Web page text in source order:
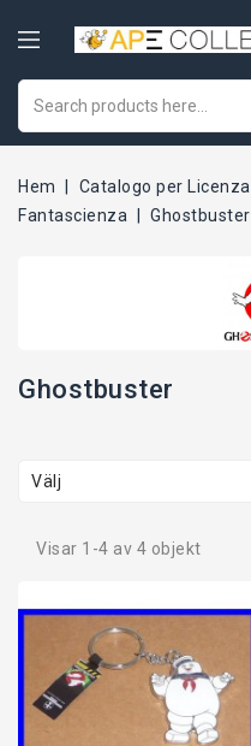
Hem Catalogo per Licenza
Fantascienza
Ghostbuster
Ghostbuster
Välj
Visar 1-4 av 4 objekt